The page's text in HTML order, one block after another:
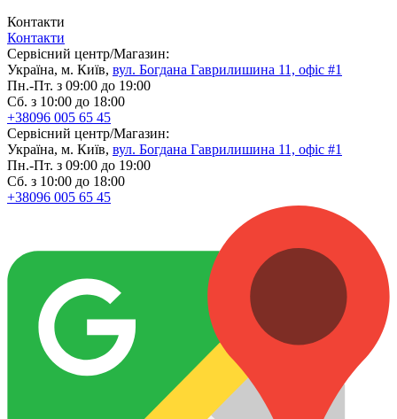
Контакти
Контакти
Сервісний центр/Магазин:
Україна, м. Київ, вул. Богдана Гаврилишина 11, офіс #1
Пн.-Пт. з 09:00 до 19:00
Сб. з 10:00 до 18:00
+38096 005 65 45
Сервісний центр/Магазин:
Україна, м. Київ, вул. Богдана Гаврилишина 11, офіс #1
Пн.-Пт. з 09:00 до 19:00
Сб. з 10:00 до 18:00
+38096 005 65 45